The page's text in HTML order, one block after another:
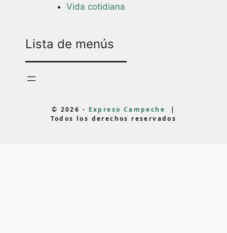
Vida cotidiana
Lista de menús
© 2026 - Expreso Campeche
|
Todos los derechos reservados